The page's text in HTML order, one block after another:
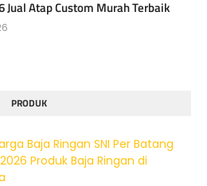
Jual Atap Custom Murah Terbaik
PRODUK
Baja Ringan SNI Per Batang
Produk Baja Ringan di